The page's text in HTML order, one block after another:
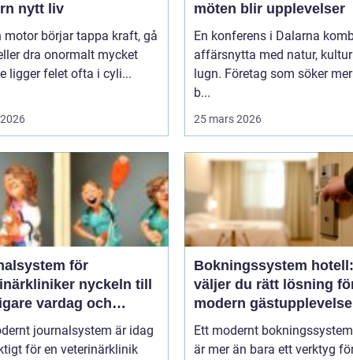
nytt liv
motor börjar tappa kraft, gå
dra onormalt mycket
ligger felet ofta i cyli...
möten blir upplevelser
En konferens i Dalarna
affärsnytta med natur,
lugn. Företag som söker
b...
25 mars 2026
för
nyckeln till
vardag och
vård
journalsystem är idag
för en veterinärklinik
Bokningssystem
väljer du rätt lösning
modern gästupplevelse
Ett modernt
är mer än bara ett verktyg